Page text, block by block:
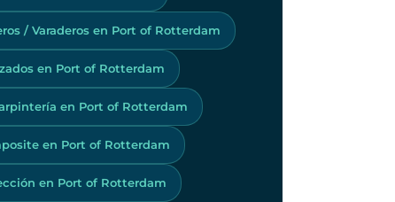
/ Varaderos en Port of Rotterdam
en Port of Rotterdam
en Port of Rotterdam
en Port of Rotterdam
en Port of Rotterdam